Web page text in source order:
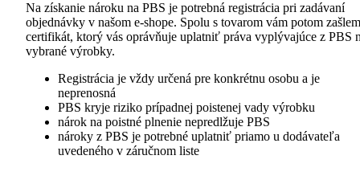
Na získanie nároku na PBS je potrebná registrácia pri zadávaní
objednávky v našom e-shope. Spolu s tovarom vám potom
certifikát, ktorý vás oprávňuje uplatniť práva vyplývajúce z PBS
vybrané výrobky.
Registrácia je vždy určená pre konkrétnu osobu a je
neprenosná
PBS kryje riziko prípadnej poistenej vady výrobku
nárok na poistné plnenie nepredlžuje PBS
nároky z PBS je potrebné uplatniť priamo u dodávateľa
uvedeného v záručnom liste